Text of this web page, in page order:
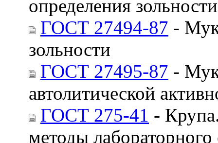
определения зольности
ГОСТ 27494-87 -
зольности
ГОСТ 27495-87 -
автолитической
ГОСТ 275-41 -
методы лабораторного